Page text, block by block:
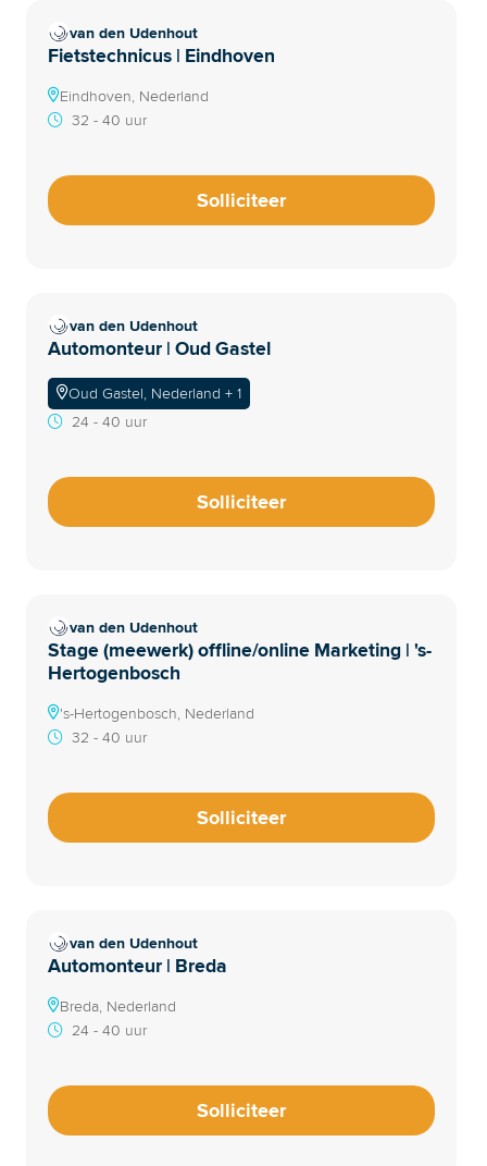
van den Udenhout
Fietstechnicus | Eindhoven
Eindhoven, Nederland
32 - 40 uur
Solliciteer
van den Udenhout
Automonteur | Oud Gastel
Oud Gastel, Nederland + 1
24 - 40 uur
Solliciteer
van den Udenhout
Stage (meewerk) offline/online Marketing | 's-
Hertogenbosch
's-Hertogenbosch, Nederland
32 - 40 uur
Solliciteer
van den Udenhout
Automonteur | Breda
Breda, Nederland
24 - 40 uur
Solliciteer